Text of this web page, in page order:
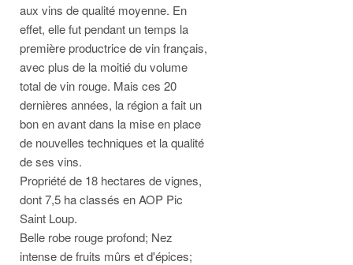
aux vins de qualité moyenne. En
effet, elle fut pendant un temps la
première productrice de vin français,
avec plus de la moitié du volume
total de vin rouge. Mais ces 20
dernières années, la région a fait un
bon en avant dans la mise en place
de nouvelles techniques et la qualité
de ses vins.
Propriété de 18 hectares de vignes,
dont 7,5 ha classés en AOP Pic
Saint Loup.
Belle robe rouge profond; Nez
intense de fruits mûrs et d'épices;